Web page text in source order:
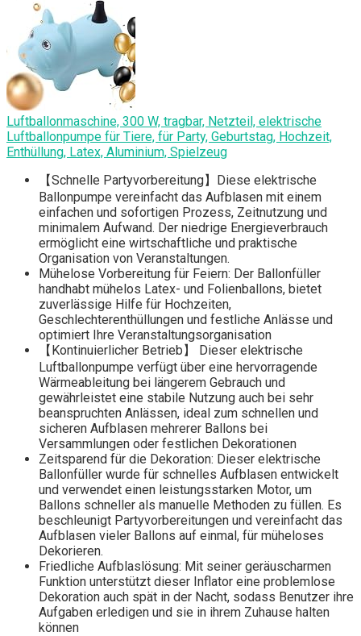
Luftballonmaschine, 300 W, tragbar, Netzteil, elektrische
Luftballonpumpe für Tiere, für Party, Geburtstag, Hochzeit,
Enthüllung, Latex, Aluminium, Spielzeug
【Schnelle Partyvorbereitung】Diese elektrische
Ballonpumpe vereinfacht das Aufblasen mit einem
einfachen und sofortigen Prozess, Zeitnutzung und
minimalem Aufwand. Der niedrige Energieverbrauch
ermöglicht eine wirtschaftliche und praktische
Organisation von Veranstaltungen.
Mühelose Vorbereitung für Feiern: Der Ballonfüller
handhabt mühelos Latex- und Folienballons, bietet
zuverlässige Hilfe für Hochzeiten,
Geschlechterenthüllungen und festliche Anlässe und
optimiert Ihre Veranstaltungsorganisation
【Kontinuierlicher Betrieb】 Dieser elektrische
Luftballonpumpe verfügt über eine hervorragende
Wärmeableitung bei längerem Gebrauch und
gewährleistet eine stabile Nutzung auch bei sehr
beanspruchten Anlässen, ideal zum schnellen und
sicheren Aufblasen mehrerer Ballons bei
Versammlungen oder festlichen Dekorationen
Zeitsparend für die Dekoration: Dieser elektrische
Ballonfüller wurde für schnelles Aufblasen entwickelt
und verwendet einen leistungsstarken Motor, um
Ballons schneller als manuelle Methoden zu füllen. Es
beschleunigt Partyvorbereitungen und vereinfacht das
Aufblasen vieler Ballons auf einmal, für müheloses
Dekorieren.
Friedliche Aufblaslösung: Mit seiner geräuscharmen
Funktion unterstützt dieser Inflator eine problemlose
Dekoration auch spät in der Nacht, sodass Benutzer ihre
Aufgaben erledigen und sie in ihrem Zuhause halten
können